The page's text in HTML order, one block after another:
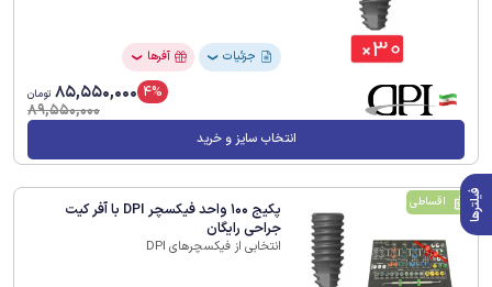
جزئیات ❯ آفرها ❯
4%
85,550,000 تومان
89,550,000
انتخاب سایز و خرید
اقساطی
پکیج 100 واحد فیکسچر DPI با آفر کیت
جراحی رایگان
انتخابی از فیکسچرهای DPI
فیلترها